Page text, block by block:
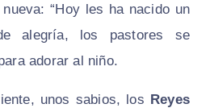
nueva:“Hoy les ha nacido un
alegría, los pastores se
adorar al niño.
unos sabios, los Reyes